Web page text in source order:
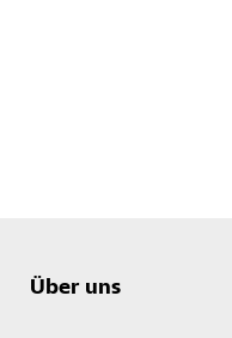
Über uns